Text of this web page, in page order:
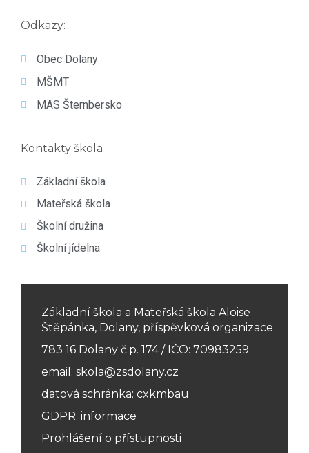
Odkazy:
Obec Dolany
MŠMT
MAS Šternbersko
Kontakty škola
Základní škola
Mateřská škola
Školní družina
Školní jídelna
Základní škola a Mateřská škola Aloise
Štěpánka, Dolany, příspěvková organizace
783 16 Dolany č.p. 174 / IČO: 70983259
email: skola@zsdolany.cz
datová schránka: cxkmbau
GDPR: informace
Prohlášení o přístupnosti